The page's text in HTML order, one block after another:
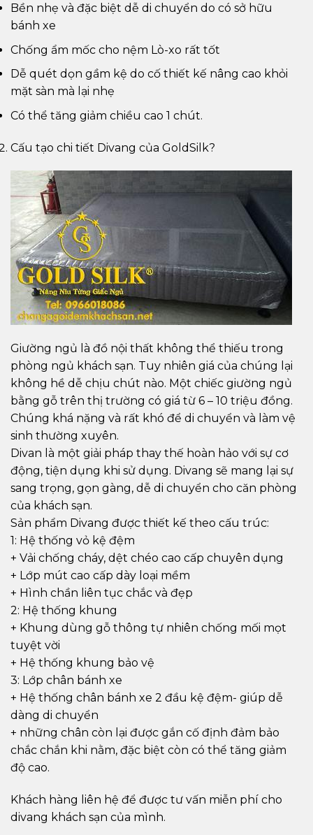
Bền nhẹ và đặc biệt dễ di chuyển do có sở hữu
bánh xe
Chống ẩm mốc cho nệm Lò-xo rất tốt
Dễ quét dọn gầm kệ do cố thiết kế nâng cao khỏi
mặt sàn mà lại nhẹ
Có thể tăng giảm chiều cao 1 chút.
Cấu tạo chi tiết Divang của GoldSilk?
Giường ngủ là đồ nội thất không thể thiếu trong
phòng ngủ khách sạn. Tuy nhiên giá của chúng lại
không hề dễ chịu chút nào. Một chiếc giường ngủ
bằng gỗ trên thị trường có giá từ 6 – 10 triệu đồng.
Chúng khá nặng và rất khó để di chuyển và làm vệ
sinh thường xuyên.
Divan là một giải pháp thay thế hoàn hảo với sự cơ
động, tiện dụng khi sử dụng. Divang sẽ mang lại sự
sang trọng, gọn gàng, dễ di chuyển cho căn phòng
của khách sạn.
Sản phẩm Divang được thiết kế theo cấu trúc:
1: Hệ thống vỏ kệ đệm
+ Vải chống cháy, dệt chéo cao cấp chuyên dụng
+ Lớp mút cao cấp dày loại mềm
+ Hình chần liên tục chắc và đẹp
2: Hệ thống khung
+ Khung dùng gỗ thông tự nhiên chống mối mọt
tuyệt vời
+ Hệ thống khung bảo vệ
3: Lớp chân bánh xe
+ Hệ thống chân bánh xe 2 đầu kệ đệm- giúp dễ
dàng di chuyển
+ những chân còn lại được gắn cố định đảm bảo
chắc chắn khi nằm, đặc biệt còn có thể tăng giảm
độ cao.
Khách hàng liên hệ để được tư vấn miễn phí cho
divang khách sạn của mình.